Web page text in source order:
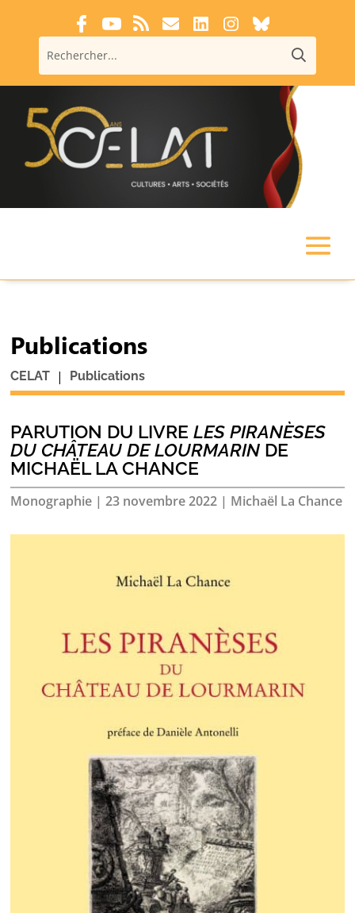
Publications
CELAT | Publications
PARUTION DU LIVRELES PIRANÈSES
DU CHÂTEAU DE LOURMARIN DE
MICHAËL LA CHANCE
Monographie |23 novembre 2022 | Michaël La Chance